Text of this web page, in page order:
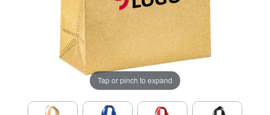
Tap or pinch to expand